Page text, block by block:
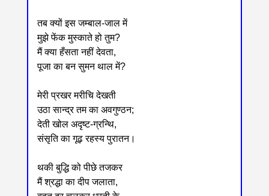
तब क्यों इस जम्बाल-जाल में
मुझे फेंक मुस्काते हो तुम?
मैं क्या हँसता नहीं देवता,
पूजा का बन सुमन थाल में?
मेरी प्रखर मरीचि देखती
उठा सान्द्र तम का अवगुण्ठन;
देती खोल अदृष्ट-ग्रन्थि,
संसृति का गूढ़ रहस्य पुरातन।
थकी बुद्धि को पीछे तजकर
मैं श्रद्धा का दीप जलाता,